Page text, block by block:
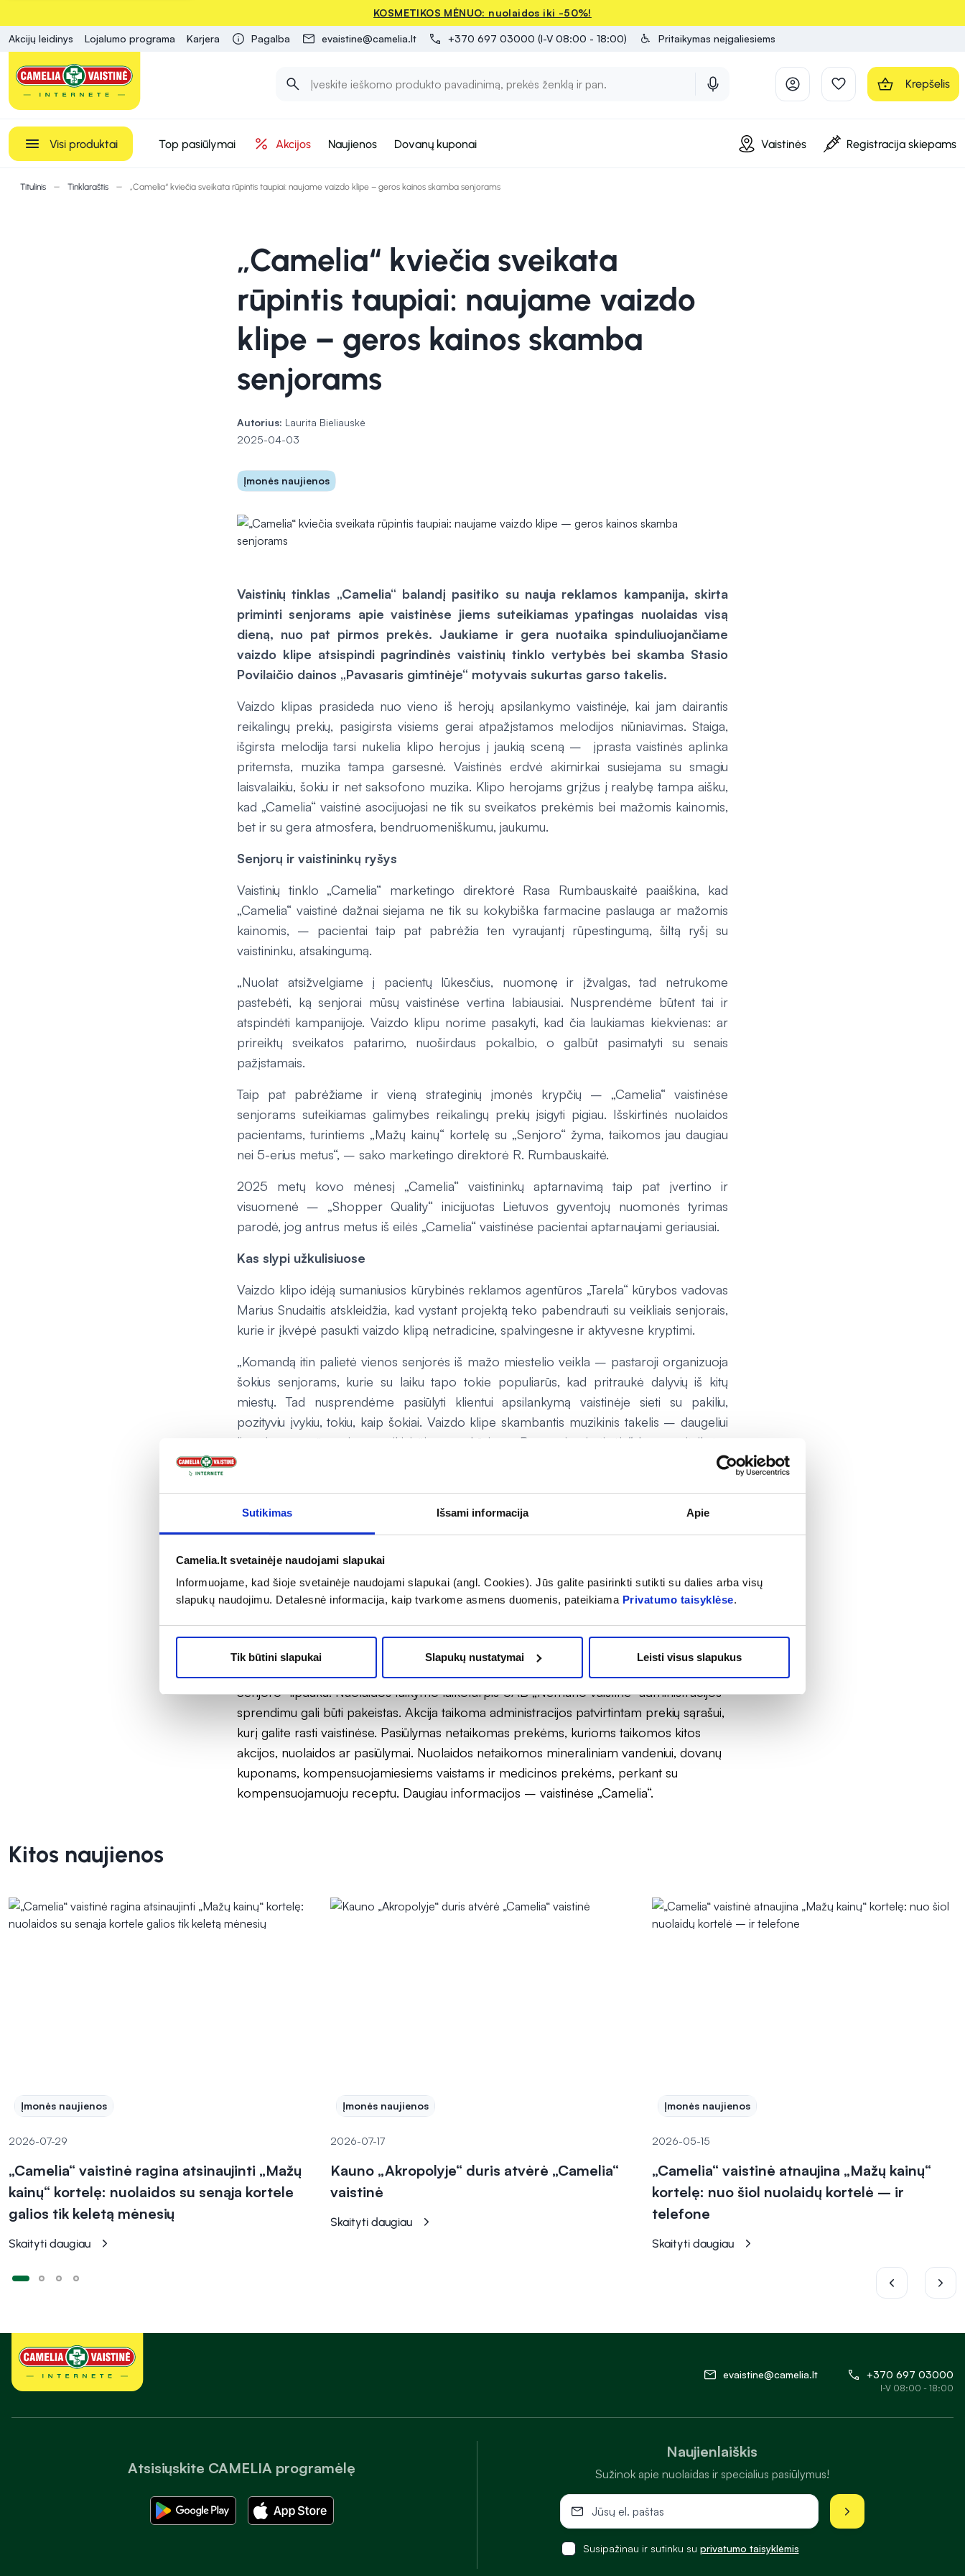
Sutikimas Išsami informacija Apie
Camelia.lt svetainėje naudojami slapukai
Informuojame, kad šioje svetainėje naudojami slapukai (angl. Cookies). Jūs galite pasirinkti sutikti su dalies arba visų
slapukų naudojimu. Detalesnė informacija, kaip tvarkome asmens duomenis, pateikiama Privatumo taisyklėse.
Tik būtini slapukai Slapukų nustatymai Leisti visus slapukus
KOSMETIKOS MĖNUO: nuolaidos iki -50%!
Akcijų leidinys Lojalumo programa Karjera Pagalba evaistine@camelia.lt +370 697 03000 (I-V 08:00 - 18:00) Pritaikymas neįgaliesiems
Krepšelis
Visi produktai Top pasiūlymai Akcijos Naujienos Dovanų kuponai Vaistinės Registracija skiepams
Titulinis Tinklaraštis „Camelia“ kviečia sveikata rūpintis taupiai: naujame vaizdo klipe – geros kainos skamba senjorams
„Camelia“ kviečia sveikata
rūpintis taupiai: naujame vaizdo
klipe – geros kainos skamba
senjorams
Autorius: Laurita Bieliauskė
2025-04-03
Įmonės naujienos
Vaistinių tinklas „Camelia“ balandį pasitiko su nauja reklamos kampanija, skirta
priminti senjorams apie vaistinėse jiems suteikiamas ypatingas nuolaidas visą
dieną, nuo pat pirmos prekės. Jaukiame ir gera nuotaika spinduliuojančiame
vaizdo klipe atsispindi pagrindinės vaistinių tinklo vertybės bei skamba Stasio
Povilaičio dainos „Pavasaris gimtinėje“ motyvais sukurtas garso takelis.
Vaizdo klipas prasideda nuo vieno iš herojų apsilankymo vaistinėje, kai jam dairantis
reikalingų prekių, pasigirsta visiems gerai atpažįstamos melodijos niūniavimas. Staiga,
išgirsta melodija tarsi nukelia klipo herojus į jaukią sceną – įprasta vaistinės aplinka
pritemsta, muzika tampa garsesnė. Vaistinės erdvė akimirkai susiejama su smagiu
laisvalaikiu, šokiu ir net saksofono muzika. Klipo herojams grįžus į realybę tampa aišku,
kad „Camelia“ vaistinė asocijuojasi ne tik su sveikatos prekėmis bei mažomis kainomis,
bet ir su gera atmosfera, bendruomeniškumu, jaukumu.
Senjorų ir vaistininkų ryšys
Vaistinių tinklo „Camelia“ marketingo direktorė Rasa Rumbauskaitė paaiškina, kad
„Camelia“ vaistinė dažnai siejama ne tik su kokybiška farmacine paslauga ar mažomis
kainomis, – pacientai taip pat pabrėžia ten vyraujantį rūpestingumą, šiltą ryšį su
vaistininku, atsakingumą.
„Nuolat atsižvelgiame į pacientų lūkesčius, nuomonę ir įžvalgas, tad netrukome
pastebėti, ką senjorai mūsų vaistinėse vertina labiausiai. Nusprendėme būtent tai ir
atspindėti kampanijoje. Vaizdo klipu norime pasakyti, kad čia laukiamas kiekvienas: ar
prireiktų sveikatos patarimo, nuoširdaus pokalbio, o galbūt pasimatyti su senais
pažįstamais.
Taip pat pabrėžiame ir vieną strateginių įmonės krypčių – „Camelia“ vaistinėse
senjorams suteikiamas galimybes reikalingų prekių įsigyti pigiau. Išskirtinės nuolaidos
pacientams, turintiems „Mažų kainų“ kortelę su „Senjoro“ žyma, taikomos jau daugiau
nei 5-erius metus“, – sako marketingo direktorė R. Rumbauskaitė.
2025 metų kovo mėnesį „Camelia“ vaistininkų aptarnavimą taip pat įvertino ir
visuomenė – „Shopper Quality“ inicijuotas Lietuvos gyventojų nuomonės tyrimas
parodė, jog antrus metus iš eilės „Camelia“ vaistinėse pacientai aptarnaujami geriausiai.
Kas slypi užkulisiuose
Vaizdo klipo idėją sumaniusios kūrybinės reklamos agentūros „Tarela“ kūrybos vadovas
Marius Snudaitis atskleidžia, kad vystant projektą teko pabendrauti su veikliais senjorais,
kurie ir įkvėpė pasukti vaizdo klipą netradicine, spalvingesne ir aktyvesne kryptimi.
„Komandą itin palietė vienos senjorės iš mažo miestelio veikla – pastaroji organizuoja
šokius senjorams, kurie su laiku tapo tokie populiarūs, kad pritraukė dalyvių iš kitų
miestų. Tad nusprendėme pasiūlyti klientui apsilankymą vaistinėje sieti su pakiliu,
pozityviu įvykiu, tokiu, kaip šokiai. Vaizdo klipe skambantis muzikinis takelis – daugeliui
lietuvių, o ypač senjorų, puikiai žinomas kūrinys „Pavasaris gimtinėje“ buvo pritaikytas
sujungiant ypatingas nuolaidas senjorams bei gerą atmosferą „Camelia“ vaistinėse“, –
Nuo balandžio mėnesio reklaminį vaizdo klipą galima išvysti televizoriaus ekranuose
bei socialiniuose tinkluose. Kampanijos herojus taip pat galima išvysti lauko reklamoje,
spaudoje.
play_circle
„Camelia“ darbo laiką. Nuolaidos (maisto papildams -30%, vaistams iki -20%, kitoms
Senjoro“ lipduku. Nuolaidos taikymo laikotarpis UAB „Nemuno vaistinė“ administracijos
sprendimu gali būti pakeistas. Akcija taikoma administracijos patvirtintam prekių sąrašui,
kurį galite rasti vaistinėse. Pasiūlymas netaikomas prekėms, kurioms taikomos kitos
akcijos, nuolaidos ar pasiūlymai. Nuolaidos netaikomos mineraliniam vandeniui, dovanų
kuponams, kompensuojamiesiems vaistams ir medicinos prekėms, perkant su
kompensuojamuoju receptu. Daugiau informacijos – vaistinėse „Camelia“.
Kitos naujienos
Įmonės naujienos
2026-07-29
„Camelia“ vaistinė ragina atsinaujinti „Mažų
kainų“ kortelę: nuolaidos su senąja kortele
galios tik keletą mėnesių
Skaityti daugiau
Įmonės naujienos
2026-07-17
Kauno „Akropolyje“ duris atvėrė „Camelia“
vaistinė
Skaityti daugiau
Įmonės naujienos
2026-05-15
„Camelia“ vaistinė atnaujina „Mažų kainų“
kortelę: nuo šiol nuolaidų kortelė – ir
telefone
Skaityti daugiau
Atsisiųskite CAMELIA programėlę
Naujienlaiškis
Sužinok apie nuolaidas ir specialius pasiūlymus!
Susipažinau ir sutinku su privatumo taisyklėmis
evaistine@camelia.lt +370 697 03000
I-V 08:00 - 18:00